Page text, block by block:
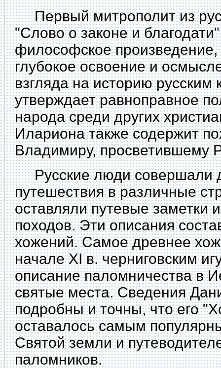
Первый митрополит из
"Слово о законе и
философское
глубокое освоение и
взгляда на историю русским
утверждает равноправное
народа среди других
Илариона также содержит
Владимиру, просветившему
Русские люди совершали
путешествия в различные
оставляли путевые заметки
походов. Эти описания
хожений. Самое древнее
начале XI в. черниговским
описание паломничества в
святые места. Сведения
подробны и точны, что его
оставалось самым
Святой земли и
паломников.